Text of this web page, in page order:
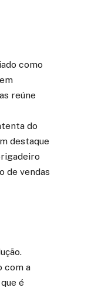
como
reúne
do
destaque
de vendas
com a
é